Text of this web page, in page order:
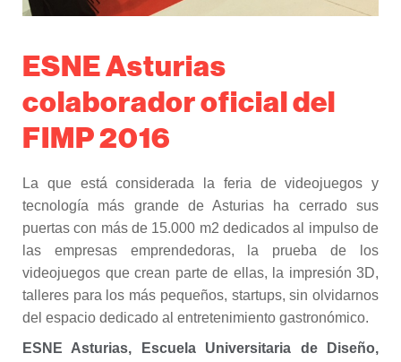
ESNE Asturias
colaborador oficial del
FIMP 2016
La que está considerada la feria de videojuegos y
tecnología más grande de Asturias ha cerrado sus
puertas con más de 15.000 m2 dedicados al impulso de
las empresas emprendedoras, la prueba de los
videojuegos que crean parte de ellas, la impresión 3D,
talleres para los más pequeños, startups, sin olvidarnos
del espacio dedicado al entretenimiento gastronómico.
ESNE Asturias, Escuela Universitaria de Diseño,